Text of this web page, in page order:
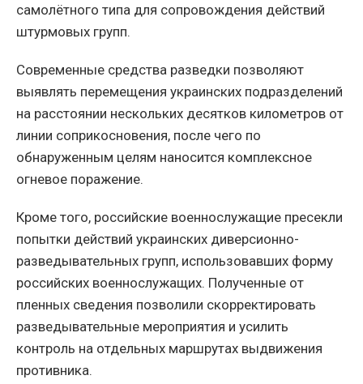
самолётного типа для сопровождения действий
штурмовых групп.
Современные средства разведки позволяют
выявлять перемещения украинских подразделений
на расстоянии нескольких десятков километров от
линии соприкосновения, после чего по
обнаруженным целям наносится комплексное
огневое поражение.
Кроме того, российские военнослужащие пресекли
попытки действий украинских диверсионно-
разведывательных групп, использовавших форму
российских военнослужащих. Полученные от
пленных сведения позволили скорректировать
разведывательные мероприятия и усилить
контроль на отдельных маршрутах выдвижения
противника.